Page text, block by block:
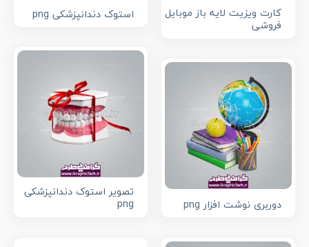
کارت ویزیت لایه باز موبایل
فروشی
استوک دندانپزشکی png
تصویر استوک دندانپزشکی
png
دوربری نوشت افزار png